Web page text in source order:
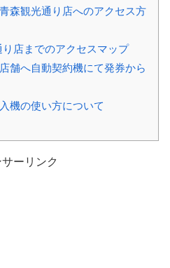
森観光通り店へのアクセス方
店までのアクセスマップ
舗へ自動契約機にて発券から
機の使い方について
ーリンク